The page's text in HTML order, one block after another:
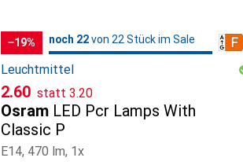
−19% 22/ 22
22/ 22 im Sale
noch 22von 22 Stück im Sale
Leuchtmittel
CHF
2.60 statt CHF
3.20
Osram LED Pcr Lamps With
Classic P
E14, 470 lm, 1x